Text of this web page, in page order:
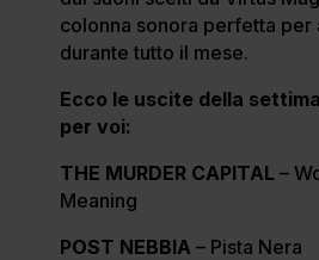
colonna sonora perfetta per
durante tutto il mese.
Ecco le uscite della
per voi:
THE MURDER CAPITAL–
Meaning
POST NEBBIA – Pista Nera